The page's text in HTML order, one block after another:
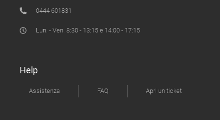
0444 601831
Lun. - Ven. 8:30 - 13:15 e 14:00 - 17:15
Help
Assistenza FAQ Apri un ticket